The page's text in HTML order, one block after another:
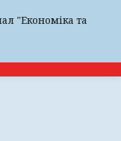
"Економіка та